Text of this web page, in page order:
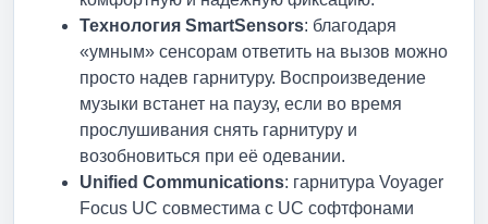
Технология SmartSensors: благодаря
«умным» сенсорам ответить на вызов можно
просто надев гарнитуру. Воспроизведение
музыки встанет на паузу, если во время
прослушивания снять гарнитуру и
возобновиться при её одевании.
Unified Communications: гарнитура Voyager
Focus UC совместима с UC софтфонами